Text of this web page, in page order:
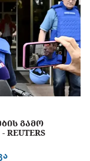
ᲒᲐᲛᲝ